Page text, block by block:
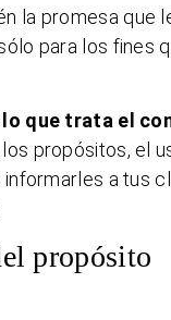
la promesa que
para los fines
lo que trata el
propósitos, el
informarles a tus
propósito